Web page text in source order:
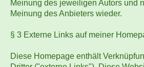
Meinung des jeweiligen Autors und
Meinung des Anbieters wieder.
§ 3 Externe Links auf meiner
Diese Homepage enthält